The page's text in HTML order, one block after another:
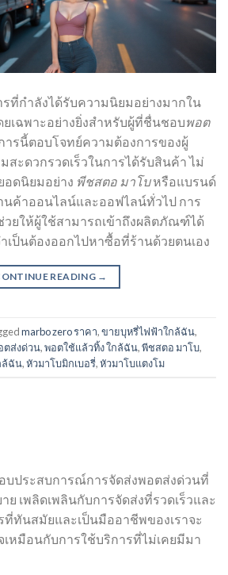
รที่กำลังได้รับความนิยมอย่างมากใน
เฉพาะอย่างยิ่งสำหรับผู้ที่ชื่นชอบพอต
ารนี้ตอบโจทย์ความต้องการของผู้
ะดวกรวดเร็วในการได้รับสินค้า ไม่
อดนิยมอย่าง พีชสตอ มาโบหรือแบรนด์
ค้าออนไลน์และออฟไลน์ทั่วไป การ
วยให้ผู้ใช้สามารถเข้าถึงผลิตภัณฑ์ได้
ำเป็นต้องออกไปหาซื้อที่ร้านด้วยตนเอง
READING →
marbo zero ราคา,ขายบุหรี่ไฟฟ้าใกล้ฉัน,
ตส่งด่วน,พอตใช้แล้วทิ้ง ใกล้ฉัน,พีชสตอ มาโบ,
ล้ฉัน,หัวมาโบมิกเบอรี่,หัวมาโบแตงโม
อบประสบการณ์การจัดส่งพอตส่งด่วนที่
ย เพลิดเพลินกับการจัดส่งที่รวดเร็วและ
ทันสมัยและเป็นมืออาชีพของเราจะ
หมือนกับการใช้บริการที่ไม่เคยมีมา